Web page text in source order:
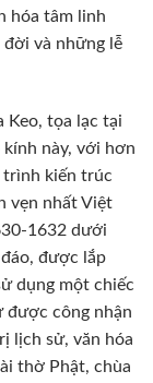
hóa tâm linh
và những lễ
Keo, tọa lạc tại
này, với hơn
trình kiến trúc
vẹn nhất Việt
1632 dưới
được lắp
dụng một chiếc
được công nhận
lịch sử, văn hóa
thờ Phật, chùa